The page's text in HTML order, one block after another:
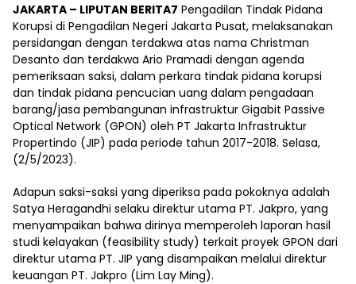
JAKARTA – LIPUTAN BERITA7 Pengadilan Tindak Pidana
Korupsi di Pengadilan Negeri Jakarta Pusat, melaksanakan
persidangan dengan terdakwa atas nama Christman
Desanto dan terdakwa Ario Pramadi dengan agenda
pemeriksaan saksi, dalam perkara tindak pidana korupsi
dan tindak pidana pencucian uang dalam pengadaan
barang/jasa pembangunan infrastruktur Gigabit Passive
Optical Network (GPON) oleh PT Jakarta Infrastruktur
Propertindo (JIP) pada periode tahun 2017-2018. Selasa,
(2/5/2023).
Adapun saksi-saksi yang diperiksa pada pokoknya adalah
Satya Heragandhi selaku direktur utama PT. Jakpro, yang
menyampaikan bahwa dirinya memperoleh laporan hasil
studi kelayakan (feasibility study) terkait proyek GPON dari
direktur utama PT. JIP yang disampaikan melalui direktur
keuangan PT. Jakpro (Lim Lay Ming).